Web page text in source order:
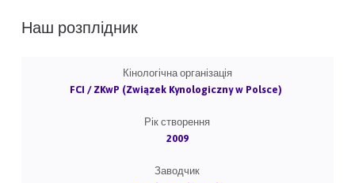
Наш розплідник
Кінологічна організація
FCI / ZKwP (Związek Kynologiczny w Polsce)
Рік створення
2009
Заводчик